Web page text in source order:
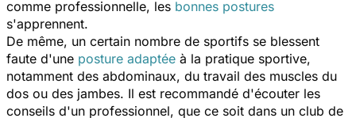
comme professionnelle, les bonnes postures
s'apprennent.
De même, un certain nombre de sportifs se blessent
faute d'une posture adaptée à la pratique sportive,
notamment des abdominaux, du travail des muscles du
dos ou des jambes. Il est recommandé d'écouter les
conseils d'un professionnel, que ce soit dans un club de